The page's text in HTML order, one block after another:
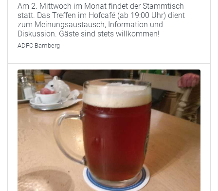
Am 2. Mittwoch im Monat findet der Stammtisch
statt. Das Treffen im Hofcafé (ab 19:00 Uhr) dient
zum Meinungsaustausch, Information und
Diskussion. Gäste sind stets willkommen!
ADFC Bamberg